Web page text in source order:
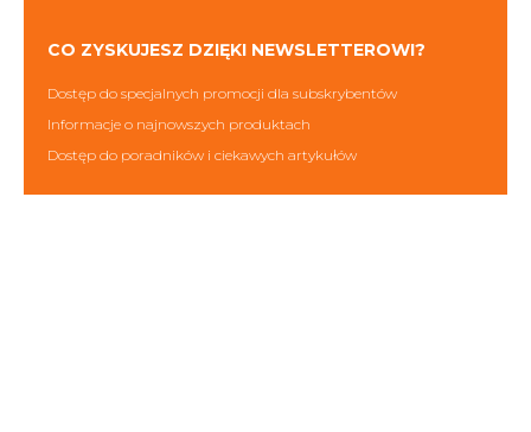
CO ZYSKUJESZ DZIĘKI NEWSLETTEROWI?
Dostęp do specjalnych promocji dla subskrybentów
Informacje o najnowszych produktach
Dostęp do poradników i ciekawych artykułów